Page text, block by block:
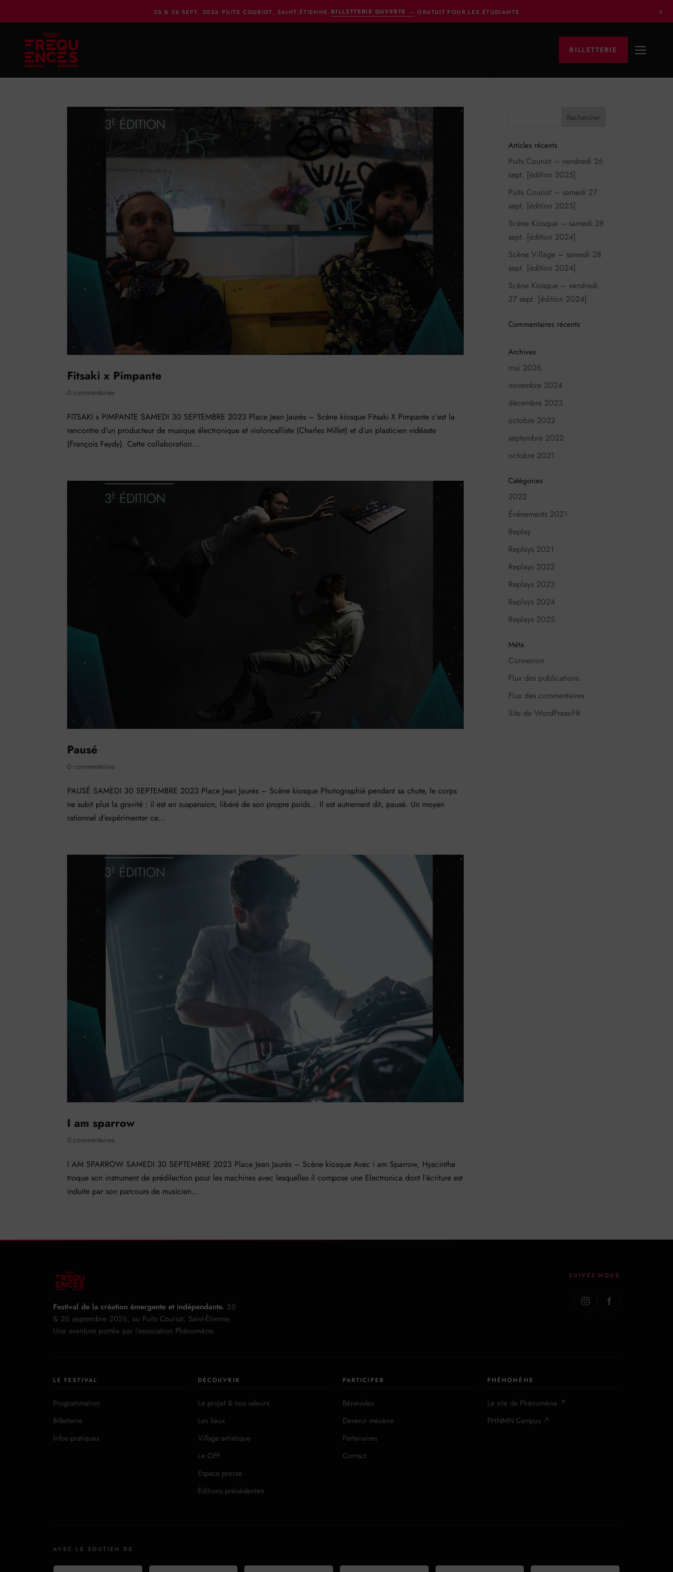
25 & 26 SEPT. 2026· PUITS COURIOT, SAINT-ÉTIENNE · BILLETTERIE OUVERTE → ·GRATUIT POUR LES ÉTUDIANTS ×
BILLETTERIE
Fitsaki x Pimpante
0 commentaires
FITSAKI x PIMPANTE SAMEDI 30 SEPTEMBRE 2023 Place Jean Jaurès – Scène kiosque Fitsaki X Pimpante c’est la
rencontre d’un producteur de musique électronique et violoncelliste (Charles Millet) et d’un plasticien vidéaste
(François Feydy). Cette collaboration...
Pausé
0 commentaires
PAUSÉ SAMEDI 30 SEPTEMBRE 2023 Place Jean Jaurès – Scène kiosque Photographié pendant sa chute, le corps
ne subit plus la gravité : il est en suspension, libéré de son propre poids… Il est autrement dit, pausé. Un moyen
rationnel d’expérimenter ce...
I am sparrow
0 commentaires
I AM SPARROW SAMEDI 30 SEPTEMBRE 2023 Place Jean Jaurès – Scène kiosque Avec i am Sparrow, Hyacinthe
troque son instrument de prédilection pour les machines avec lesquelles il compose une Electronica dont l’écriture est
induite par son parcours de musicien...
Articles récents
Puits Couriot – vendredi 26
sept. [édition 2025]
Puits Couriot – samedi 27
sept. [édition 2025]
Scène Kiosque – samedi 28
sept. [édition 2024]
Scène Village – samedi 28
sept. [édition 2024]
Scène Kiosque – vendredi
27 sept. [édition 2024]
Commentaires récents
Archives
mai 2026
novembre 2024
décembre 2023
octobre 2022
septembre 2022
octobre 2021
Catégories
2022
Événements 2021
Replay
Replays 2021
Replays 2022
Replays 2023
Replays 2024
Replays 2025
Méta
Connexion
Flux des publications
Flux des commentaires
Site de WordPress-FR
Festival de la création émergente et indépendante. 25
& 26 septembre 2026, au Puits Couriot, Saint-Étienne.
Une aventure portée par l'association Phénomène.
SUIVEZ-NOUS
LE FESTIVAL
Programmation
Billetterie
Infos pratiques
DÉCOUVRIR
Le projet & nos valeurs
Les lieux
Village artistique
Le OFF
Espace presse
Éditions précédentes
PARTICIPER
Bénévoles
Devenir mécène
Partenaires
Contact
PHÉNOMÈNE
Le site de Phénomène ↗
PHNMN Campus ↗
AVEC LE SOUTIEN DE